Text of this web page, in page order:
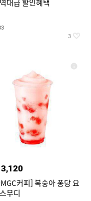
대급 할인혜택
3
3,120
커피] 복숭아 퐁당 요
무디